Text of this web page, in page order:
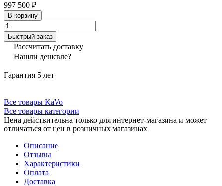
997 500 ₽
В корзину
Быстрый заказ
Рассчитать доставку
Нашли дешевле?
Гарантия 5 лет
Все товары KaVo
Все товары категории
Цена действительна только для интернет-магазина и может
отличаться от цен в розничных магазинах
Описание
Отзывы
Характеристики
Оплата
Доставка